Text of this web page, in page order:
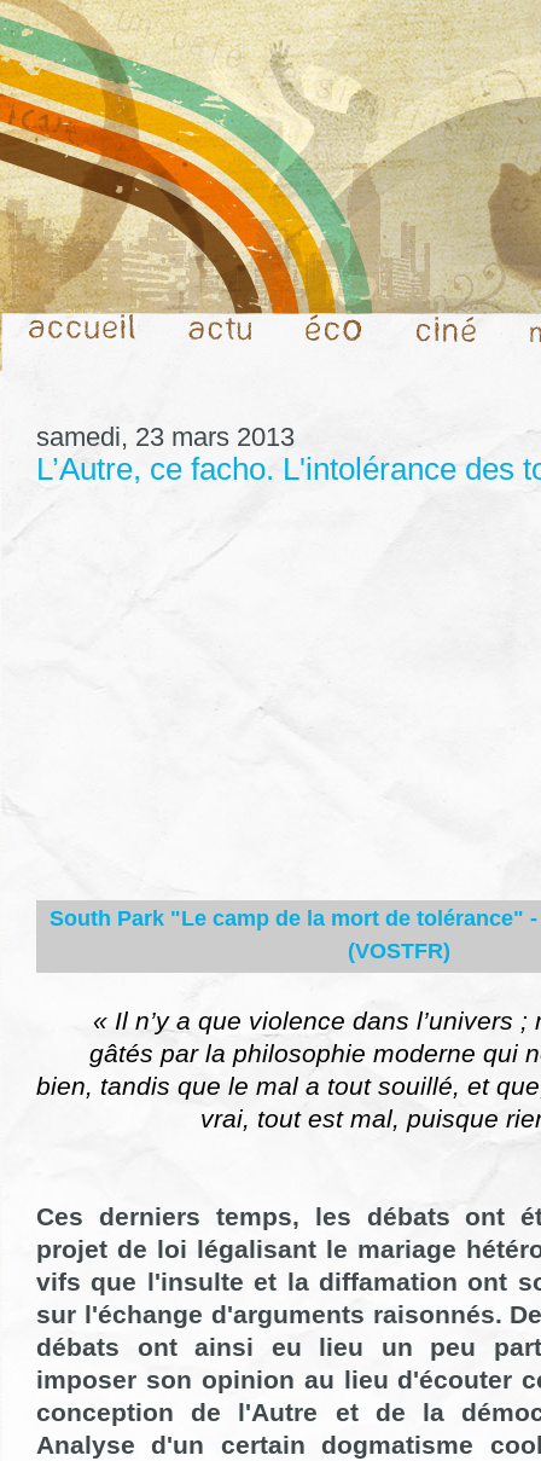
samedi, 23 mars 2013
L’Autre, ce facho. L'intolérance des
South Park "Le camp de la mort de tolérance"
(VOSTFR)
« Il n’y a que violence dans l’univers
gâtés par la philosophie moderne qui
bien, tandis que le mal a tout souillé, et
vrai, tout est mal, puisque
Ces derniers temps, les débats ont
projet de loi légalisant le mariage
vifs que l'insulte et la diffamation ont
sur l'échange d'arguments raisonnés.
débats ont ainsi eu lieu un peu
imposer son opinion au lieu d'écouter
conception de l'Autre et de la
Analyse d'un certain dogmatisme